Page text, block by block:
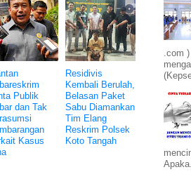
Publik
dan Tak
Kasus
Residivis
Kembali Berulah,
Belasan Paket
Sabu Diamankan
Tim Elang
Reskrim Polsek
Koto Tangah
.com